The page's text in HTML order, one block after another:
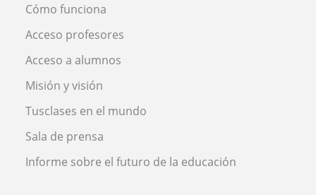
Cómo funciona
Acceso profesores
Acceso a alumnos
Misión y visión
Tusclases en el mundo
Sala de prensa
Informe sobre el futuro de la educación